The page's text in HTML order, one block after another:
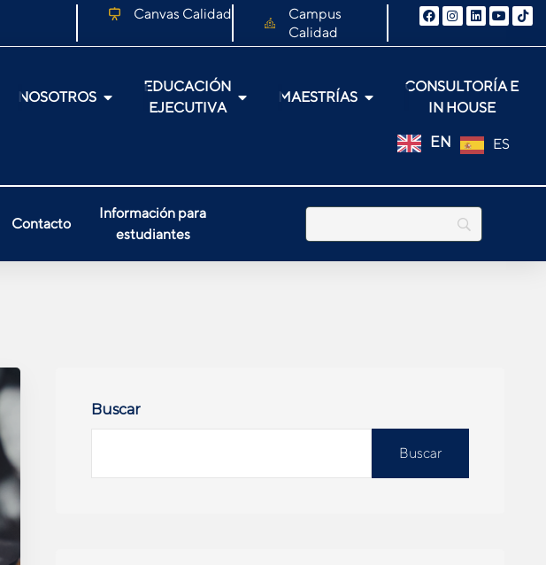
Canvas Calidad
Campus
Calidad
NOSOTROS
EDUCACIÓN
EJECUTIVA
MAESTRÍAS
CONSULTORÍA E
IN HOUSE
EN ES
Contacto
Información para
estudiantes
Buscar
Buscar